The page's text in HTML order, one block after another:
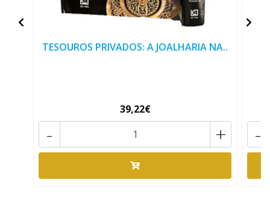
TESOUROS PRIVADOS: A JOALHARIA NA..
39,22€
+
- -